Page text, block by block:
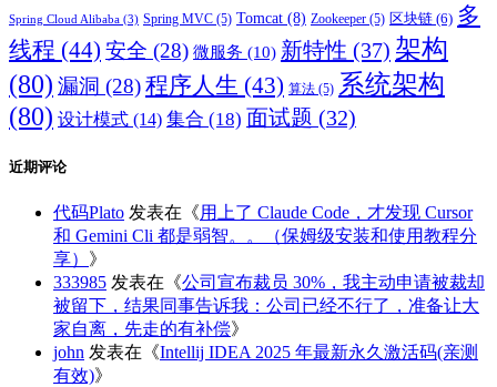
Spring Cloud Alibaba (3) Spring MVC (5) Tomcat (8) Zookeeper (5) 区块链 (6) 多
线程 (44) 安全 (28) 微服务 (10) 新特性 (37) 架构
(80) 漏洞 (28)程序人生 (43) 算法 (5) 系统架构
(80) 设计模式 (14) 集合 (18) 面试题 (32)
近期评论
代码Plato 发表在《用上了 Claude Code，才发现 Cursor
和 Gemini Cli 都是弱智。。（保姆级安装和使用教程分
享） 》
333985 发表在《公司宣布裁员 30%，我主动申请被裁却
被留下，结果同事告诉我：公司已经不行了，准备让大
家自离，先走的有补偿》
john 发表在《Intellij IDEA 2025 年最新永久激活码(亲测
有效)》